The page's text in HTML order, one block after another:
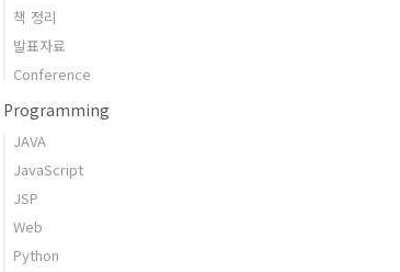
책 정리
발표자료
Conference
Programming
JAVA
JavaScript
JSP
Web
Python